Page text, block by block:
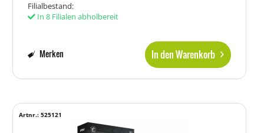
Filialbestand:
In 8 Filialen abholbereit
In den Warenkorb
Merken
Artnr.: 525121